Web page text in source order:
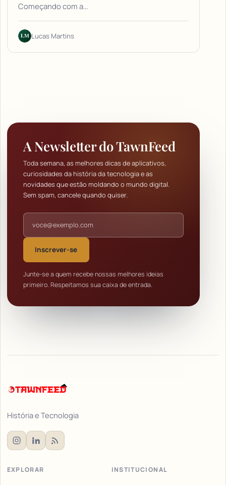
Começando com a…
LM Lucas Martins
A Newsletter do TawnFeed
Toda semana, as melhores dicas de aplicativos,
curiosidades da história da tecnologia e as
novidades que estão moldando o mundo digital.
Sem spam, cancele quando quiser.
Endereço de e-mail
Inscrever-se
Junte-se a quem recebe nossas melhores ideias
primeiro. Respeitamos sua caixa de entrada.
História e Tecnologia
EXPLORAR INSTITUCIONAL